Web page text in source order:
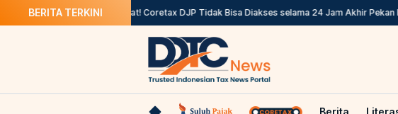
BERITA TERKINI
Dicegah ke Luar Negeri Catat! Coretax DJP Tidak Bisa Diakses selama 24 Jam Akhir Pekan Ini